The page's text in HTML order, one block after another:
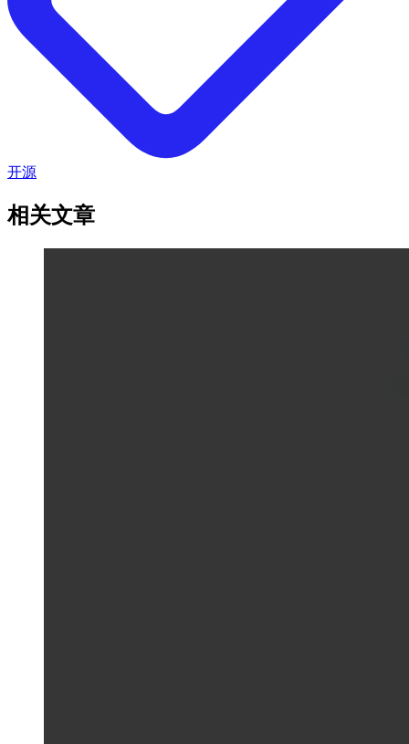
开源
相关文章